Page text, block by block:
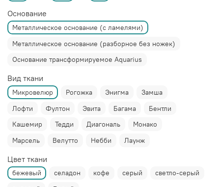
Основание
Металлическое основание (с ламелями)
Металлическое основание (разборное без ножек)
Основание трансформируемое Aquarius
Вид ткани
Микровелюр Рогожка Энигма
Замша
Лофти
Фултон Эвита Багама
Бентли
Кашемир
Тедди Диагональ
Монако
Марсель
Велутто Небби Лаунж
Цвет ткани
бежевый селадон кофе серый
светло-серый